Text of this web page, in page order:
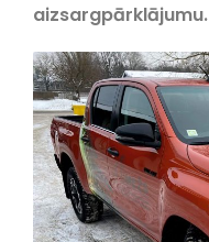
aizsargpārklājumu.